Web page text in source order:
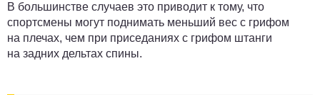
В большинстве случаев это приводит к тому, что
спортсмены могут поднимать меньший вес с грифом
на плечах, чем при приседаниях с грифом штанги
на задних дельтах спины.